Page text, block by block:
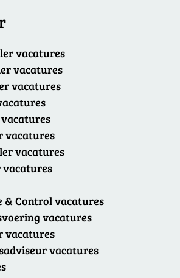
vacatures
vacatures
vacatures
vacatures
vacatures
& Control vacatures
vacatures
vacatures
vacatures